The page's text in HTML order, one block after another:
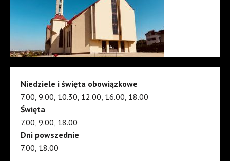
Niedziele i święta obowiązkowe
7.00, 9.00, 10.30, 12.00, 16.00, 18.00
Święta
7.00, 9.00, 18.00
Dni powszednie
7.00, 18.00